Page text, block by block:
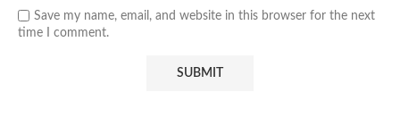
Save my name, email, and website in this browser for the next
time I comment.